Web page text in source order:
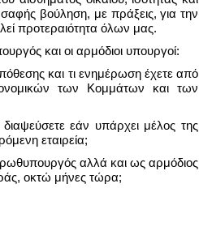
βούληση, με πράξεις, για την
προτεραιότητα όλων μας.
και οι αρμόδιοι υπουργοί:
και τι ενημέρωση έχετε από
των Κομμάτων και των
εάν υπάρχει μέλος της
εταιρεία;
αλλά και ως αρμόδιος
οκτώ μήνες τώρα;